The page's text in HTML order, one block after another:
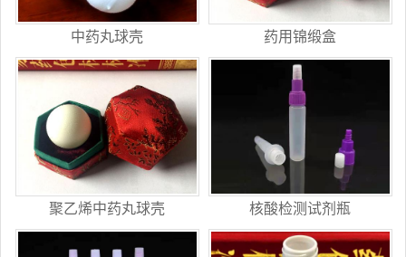
中药丸球壳 药用锦缎盒
聚乙烯中药丸球壳 核酸检测试剂瓶